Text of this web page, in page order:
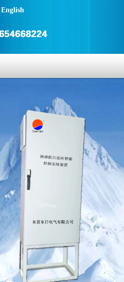
English